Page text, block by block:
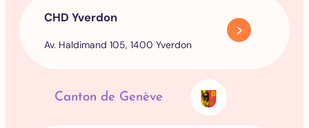
CHD Yverdon
Av. Haldimand 105, 1400 Yverdon
Canton de Genève